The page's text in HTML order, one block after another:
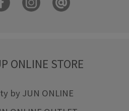
ONLINE STORE
by JUN ONLINE